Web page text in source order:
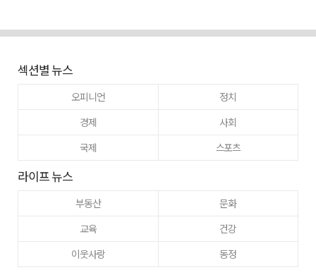
섹션별 뉴스
오피니언
정치
경제
사회
국제
스포츠
라이프 뉴스
부동산
문화
교육
건강
이웃사랑
동정